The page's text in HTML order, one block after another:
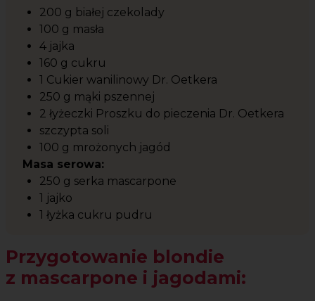
200 g białej czekolady
100 g masła
4 jajka
160 g cukru
1 Cukier wanilinowy Dr. Oetkera
250 g mąki pszennej
2 łyżeczki Proszku do pieczenia Dr. Oetkera
szczypta soli
100 g mrożonych jagód
Masa serowa:
250 g serka mascarpone
1 jajko
1 łyżka cukru pudru
Przygotowanie blondie
z mascarpone i jagodami: